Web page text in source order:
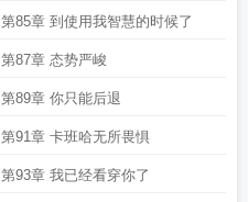
第85章 到使用我智慧的时候了
第87章 态势严峻
第89章 你只能后退
第91章 卡班哈无所畏惧
第93章 我已经看穿你了